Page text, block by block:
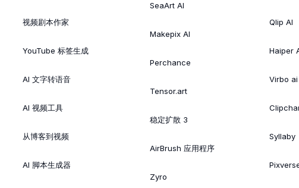
视频剧本作家
YouTube 标签生成
AI 文字转语音
AI 视频工具
从博客到视频
AI 脚本生成器
SeaArt AI
Makepix AI
Perchance
Tensor.art
稳定扩散 3
AirBrush 应用程序
Zyro
Qlip AI
Haiper
Virbo ai
Syllaby